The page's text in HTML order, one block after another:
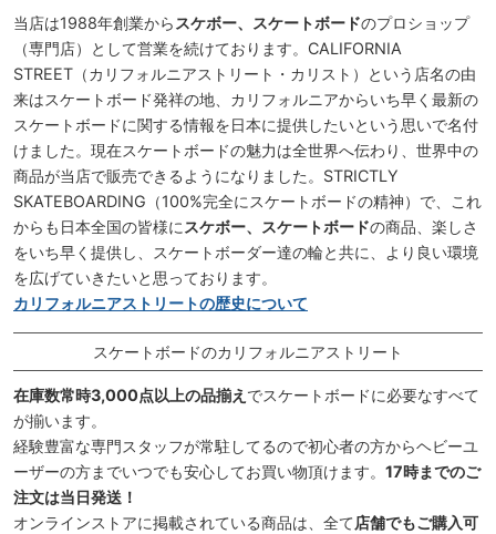
当店は1988年創業から スケボー、スケートボードのプロショップ
（専門店）として営業を続けております。CALIFORNIA
STREET（カリフォルニアストリート・カリスト）という店名の由
来はスケートボード発祥の地、カリフォルニアからいち早く最新の
スケートボードに関する情報を日本に提供したいという思いで名付
けました。現在スケートボードの魅力は全世界へ伝わり、世界中の
商品が当店で販売できるようになりました。STRICTLY
SKATEBOARDING（100%完全にスケートボードの精神）で、これ
からも日本全国の皆様に スケボー、スケートボードの商品、楽しさ
をいち早く提供し、スケートボーダー達の輪と共に、より良い環境
を広げていきたいと思っております。
カリフォルニアストリートの歴史について
スケートボードのカリフォルニアストリート
在庫数常時3,000点以上の品揃え でスケートボードに必要なすべて
が揃います。
経験豊富な専門スタッフが常駐してるので初心者の方からヘビーユ
ーザーの方までいつでも安心してお買い物頂けます。 17時までのご
注文は当日発送！
オンラインストアに掲載されている商品は、全て店舗でもご購入可